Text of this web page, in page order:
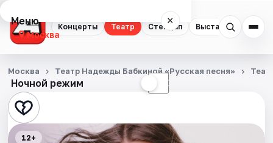
Концерты Театр Стендап Выставки
Меню ×
Москва
Концерты
Театр
Стендап
Ночной режим ☾
Москва Театр Надежды Бабкиной «Русская песня»
12+